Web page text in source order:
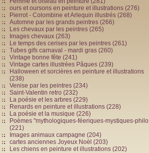
ours et oursons en peinture et illustrations (276)
Pierrot - Colombine et Arlequin illustrés (268)
Automne par les grands peintres (266)
Les chevaux par les peintres (265)
Images chevaux (263)
Le temps des cerises par les peintres (261)
Tubes gifs carnaval - mardi gras (260)
Vintage bonne fête (241)
Vintage cartes illustrées Pâques (239)
Halloween et sorcières en peinture et illustrations
(238)
Venise par les peintres (234)
Saint-Valentin retro (232)
La poésie et les arbres (229)
Renards en peinture et illustrations (228)
La poésie et la musique (226)
Poèmes "mythologiques-féeriques-mystiques-philo
(221)
Images animaux campagne (204)
cartes anciennes Joyeux Noël (203)
Les chiens en peinture et illustrations (202)